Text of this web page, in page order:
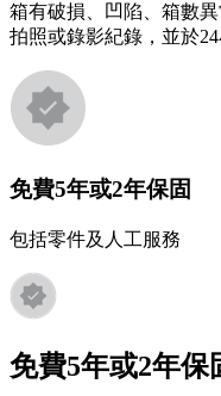
箱有破損、凹陷、箱數
拍照或錄影紀錄，並於
免費5年或2年保固
包括零件及人工服務
免費5年或2年保